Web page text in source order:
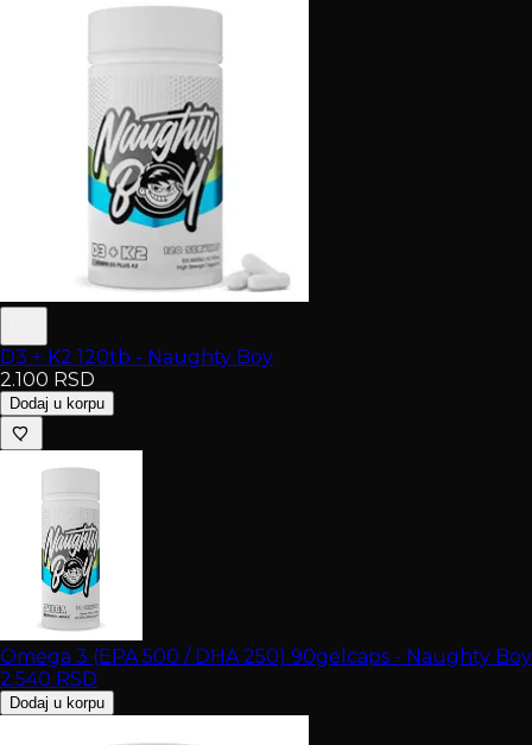
D3 + K2 120tb - Naughty Boy
2.100 RSD
Dodaj u korpu
Omega 3 (EPA 500 / DHA 250) 90gelcaps - Naughty Boy
2.540 RSD
Dodaj u korpu